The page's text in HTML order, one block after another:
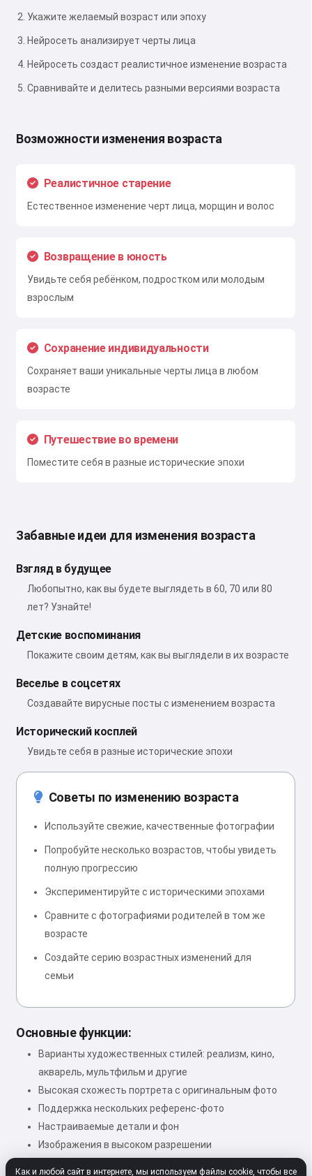
Укажите желаемый возраст или эпоху
Нейросеть анализирует черты лица
Нейросеть создаст реалистичное изменение возраста
Сравнивайте и делитесь разными версиями возраста
Возможности изменения возраста
Реалистичное старение
Естественное изменение черт лица, морщин и волос
Возвращение в юность
Увидьте себя ребёнком, подростком или молодым
взрослым
Сохранение индивидуальности
Сохраняет ваши уникальные черты лица в любом
возрасте
Путешествие во времени
Поместите себя в разные исторические эпохи
Забавные идеи для изменения возраста
Взгляд в будущее
Любопытно, как вы будете выглядеть в 60, 70 или 80
лет? Узнайте!
Детские воспоминания
Покажите своим детям, как вы выглядели в их возрасте
Веселье в соцсетях
Создавайте вирусные посты с изменением возраста
Исторический косплей
Увидьте себя в разные исторические эпохи
Советы по изменению возраста
Используйте свежие, качественные фотографии
Попробуйте несколько возрастов, чтобы увидеть
полную прогрессию
Экспериментируйте с историческими эпохами
Сравните с фотографиями родителей в том же
возрасте
Создайте серию возрастных изменений для
семьи
Основные функции:
Варианты художественных стилей: реализм, кино,
акварель, мультфильм и другие
Высокая схожесть портрета с оригинальным фото
Поддержка нескольких референс-фото
Настраиваемые детали и фон
Изображения в высоком разрешении
Как и любой сайт в интернете, мы используем файлы cookie, чтобы все